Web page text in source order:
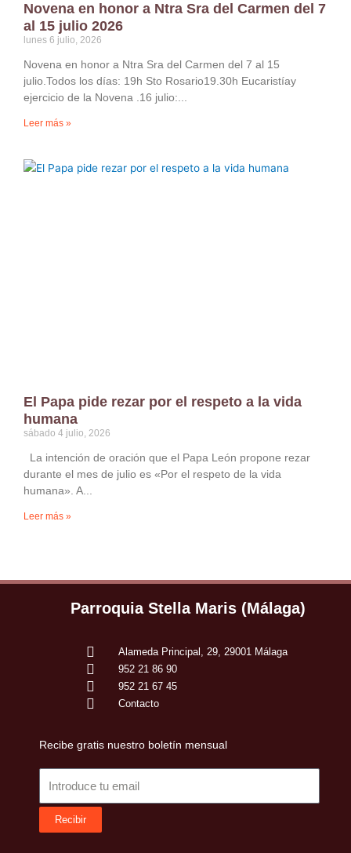
Novena en honor a Ntra Sra del Carmen del 7
al 15 julio 2026
lunes 6 julio, 2026
Novena en honor a Ntra Sra del Carmen del 7 al 15
julio.Todos los días: 19h Sto Rosario19.30h Eucaristíay
ejercicio de la Novena .16 julio:
Leer más »
El Papa pide rezar por el respeto a la vida
humana
sábado 4 julio, 2026
La intención de oración que el Papa León propone rezar
durante el mes de julio es «Por el respeto de la vida
humana». A
Leer más »
Parroquia Stella Maris (Málaga)
Alameda Principal, 29, 29001 Málaga
952 21 86 90
952 21 67 45
Contacto
Recibe gratis nuestro boletín mensual
Recibir